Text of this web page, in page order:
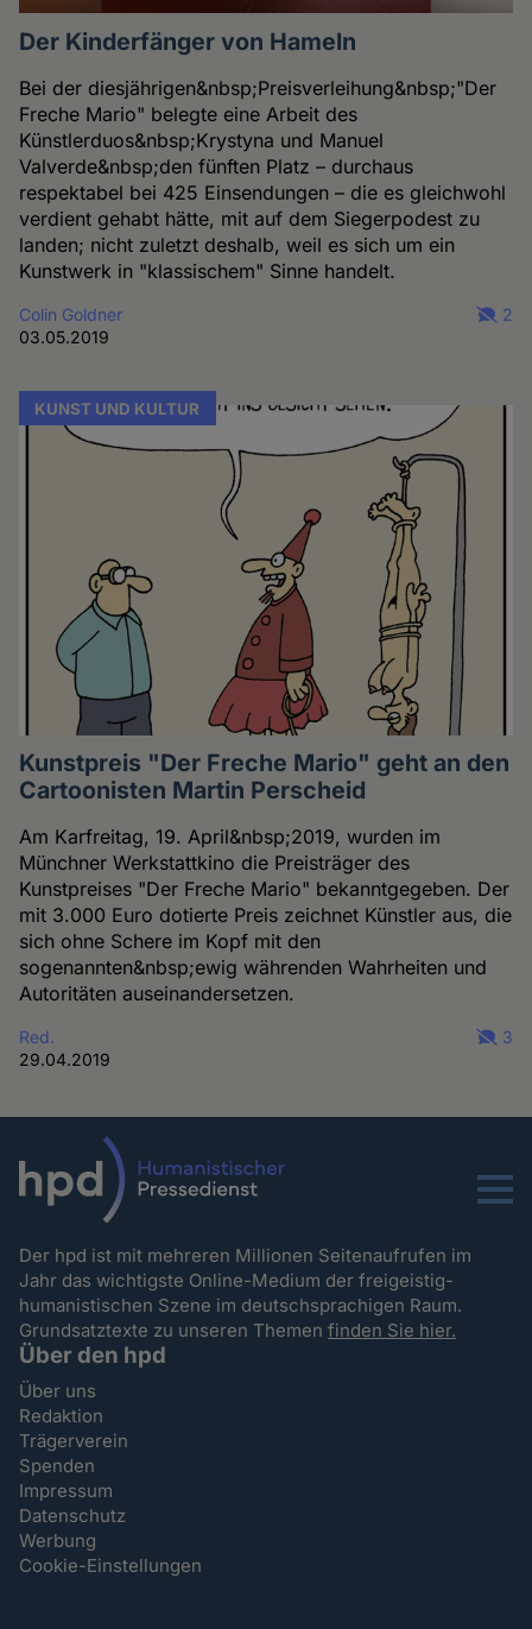
Der Kinderfänger von Hameln
Bei der diesjährigen&nbsp;Preisverleihung&nbsp;"Der
Freche Mario" belegte eine Arbeit des
Künstlerduos&nbsp;Krystyna und Manuel
Valverde&nbsp;den fünften Platz – durchaus
respektabel bei 425 Einsendungen – die es gleichwohl
verdient gehabt hätte, mit auf dem Siegerpodest zu
landen; nicht zuletzt deshalb, weil es sich um ein
Kunstwerk in "klassischem" Sinne handelt.
Colin Goldner
03.05.2019
2
KUNST UND KULTUR
Kunstpreis "Der Freche Mario" geht an den
Cartoonisten Martin Perscheid
Am Karfreitag, 19. April&nbsp;2019, wurden im
Münchner Werkstattkino die Preisträger des
Kunstpreises "Der Freche Mario" bekanntgegeben. Der
mit 3.000 Euro dotierte Preis zeichnet Künstler aus, die
sich ohne Schere im Kopf mit den
sogenannten&nbsp;ewig währenden Wahrheiten und
Autoritäten auseinandersetzen.
Red.
29.04.2019
3
Menu
Der hpd ist mit mehreren Millionen Seitenaufrufen im
Jahr das wichtigste Online-Medium der freigeistig-
humanistischen Szene im deutschsprachigen Raum.
Grundsatztexte zu unseren Themenfinden Sie hier.
Über den hpd
Über uns
Redaktion
Trägerverein
Spenden
Impressum
Datenschutz
Werbung
Cookie-Einstellungen